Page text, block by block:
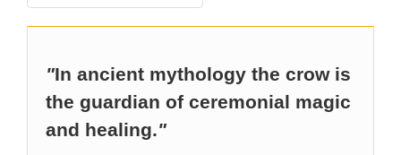
"In ancient mythology the crow is
the guardian of ceremonial magic
and healing."